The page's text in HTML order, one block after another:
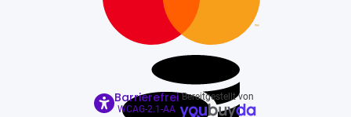
Barrierefrei
WCAG-2.1-AA
Bereitgestellt von